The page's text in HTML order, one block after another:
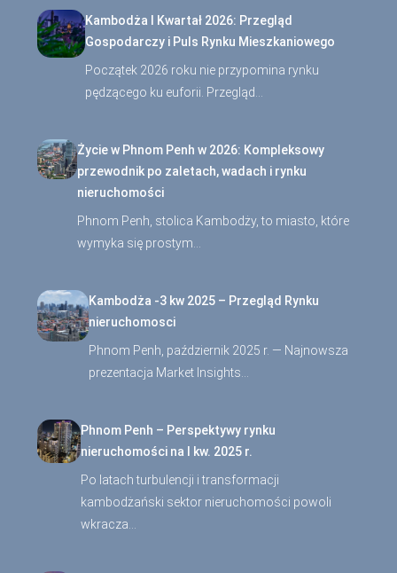
Kambodża I Kwartał 2026: Przegląd
Gospodarczy i Puls Rynku Mieszkaniowego
Początek 2026 roku nie przypomina rynku
pędzącego ku euforii. Przegląd…
Życie w Phnom Penh w 2026: Kompleksowy
przewodnik po zaletach, wadach i rynku
nieruchomości
Phnom Penh, stolica Kambodży, to miasto, które
wymyka się prostym…
Kambodża -3 kw 2025 – Przegląd Rynku
nieruchomosci
Phnom Penh, październik 2025 r. — Najnowsza
prezentacja Market Insights…
Phnom Penh – Perspektywy rynku
nieruchomości na I kw. 2025 r.
Po latach turbulencji i transformacji
kambodżański sektor nieruchomości powoli
wkracza…